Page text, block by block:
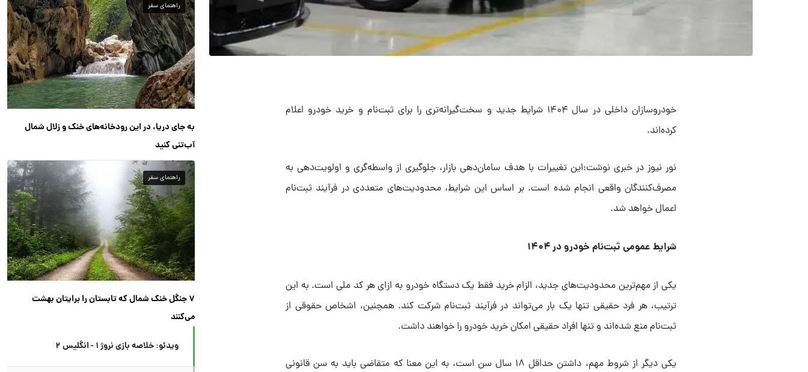
خودروسازان داخلی در سال ۱۴۰۴ شرایط جدید و سخت‌گیرانه‌تری را برای ثبت‌نام و خرید خودرو اعلام
کرده‌اند.
نور نیوز در خبری نوشت:این تغییرات با هدف سامان‌دهی بازار، جلوگیری از واسطه‌گری و اولویت‌دهی به
مصرف‌کنندگان واقعی انجام شده است. بر اساس این شرایط، محدودیت‌های متعددی در فرآیند ثبت‌نام
اعمال خواهد شد.
شرایط عمومی ثبت‌نام خودرو در ۱۴۰۴
یکی از مهم‌ترین محدودیت‌های جدید، الزام خرید فقط یک دستگاه خودرو به ازای هر کد ملی است. به این
ترتیب، هر فرد حقیقی تنها یک بار می‌تواند در فرآیند ثبت‌نام شرکت کند. همچنین، اشخاص حقوقی از
ثبت‌نام منع شده‌اند و تنها افراد حقیقی امکان خرید خودرو را خواهند داشت.
یکی دیگر از شروط مهم، داشتن حداقل ۱۸ سال سن است، به این معنا که متقاضی باید به سن قانونی
راهنمای سفر
به جای دریا، در این رودخانه‌های خنک و زلال شمال
آب‌تنی کنید
راهنمای سفر
۷ جنگل خنک شمال که تابستان را برایتان بهشت
می‌کنند
ویدئو: خلاصه بازی نروژ ۱ - انگلیس ۲